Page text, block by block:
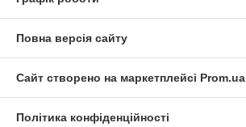
Повна версія сайту
Сайт створено на маркетплейсі Prom.ua
Політика конфіденційності